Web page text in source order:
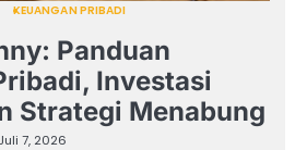
KEUANGAN PRIBADI
Panduan
Investasi
Strategi Menabung
7, 2026